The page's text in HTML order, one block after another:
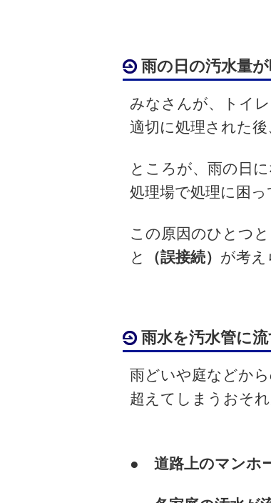
雨の日の汚水量
みなさんが、トイ
適切に処理された
ところが、雨の日
処理場で処理に困っ
この原因のひとつ
と
（誤接続） が考え
雨水を汚水管に
雨どいや庭などか
超えてしまうおそ
● 道路上のマンホ